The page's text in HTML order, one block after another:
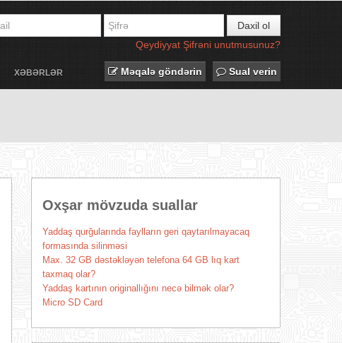
Daxil ol
Qeydiyyat Şifrəni unutmusunuz?
XƏBƏRLƏR Məqalə göndərin Sual verin
Oxşar mövzuda suallar
Yaddaş qurğularında faylların geri qaytarılmayacaq
formasında silinməsi
Max. 32 GB dəstəkləyən telefona 64 GB lıq kart
taxmaq olar?
Yaddaş kartının originallığını necə bilmək olar?
Micro SD Card